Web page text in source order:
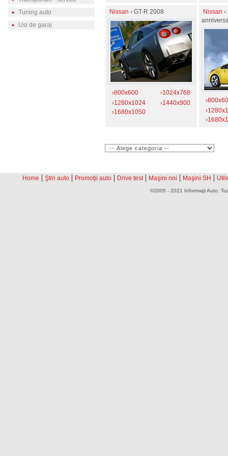
Tuning auto
Usi de garaj
Nissan › GT-R 2008
›800x600
›1024x768
›1280x1024
›1440x900
›1680x1050
Nissan
Home | Ştiri auto | Promoţii auto | Drive test | Maşini noi | Maşini SH |
©2005 - 2021 Informaţii Auto.